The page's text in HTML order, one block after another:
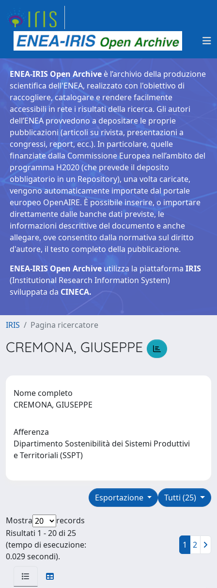
ENEA-IRIS Open Archive è l’archivio della produzione
scientifica dell'ENEA, realizzato con l'obiettivo di
raccogliere, catalogare e rendere facilmente
accessibili in rete i risultati della ricerca. Gli autori
dell’ENEA provvedono a depositare le proprie
pubblicazioni (articoli su rivista, presentazioni a
congressi, report, ecc.). In particolare, quelle
finanziate dalla Commissione Europea nell’ambito del
programma H2020 (che prevede il deposito
obbligatorio in un Repository), una volta caricate,
vengono automaticamente importate dal portale
europeo OpenAIRE. È possibile inserire, o importare
direttamente dalle banche dati previste, le
informazioni descrittive del documento e anche
allegare, ove consentito dalla normativa sul diritto
d'autore, il testo completo della pubblicazione.
ENEA-IRIS Open Archive utilizza la piattaforma IRIS
(Institutional Research Information System)
sviluppata da CINECA.
IRIS Pagina ricercatore
CREMONA, GIUSEPPE
Nome completo
CREMONA, GIUSEPPE
Afferenza
Dipartimento Sostenibilità dei Sistemi Produttivi
e Territoriali (SSPT)
Tutti (25)
Esportazione
Mostra
records
Risultati 1 - 20 di 25
(tempo di esecuzione:
0.029 secondi).
1 2